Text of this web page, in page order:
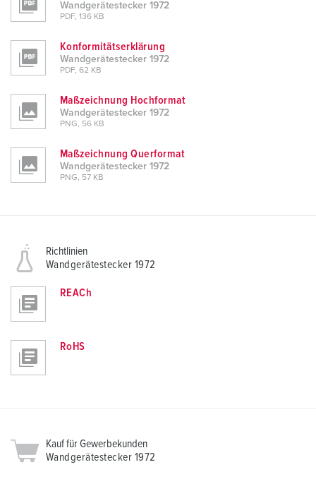
Wandgerätestecker 1972
PDF, 136 KB
Konformitätserklärung
Wandgerätestecker 1972
PDF, 62 KB
Maßzeichnung Hochformat
Wandgerätestecker 1972
PNG, 56 KB
Maßzeichnung Querformat
Wandgerätestecker 1972
PNG, 57 KB
Richtlinien
Wandgerätestecker 1972
REACh
RoHS
Kauf für Gewerbekunden
Wandgerätestecker 1972